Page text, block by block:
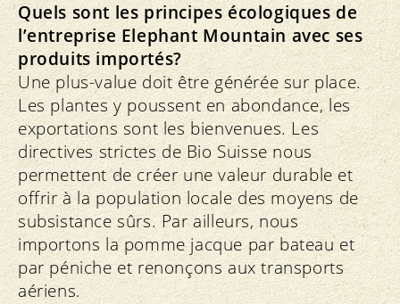
Quels sont les principes écologiques de
l’entreprise Elephant Mountain avec ses
produits importés?
Une plus-value doit être générée sur place.
Les plantes y poussent en abondance, les
exportations sont les bienvenues. Les
directives strictes de Bio Suisse nous
permettent de créer une valeur durable et
offrir à la population locale des moyens de
subsistance sûrs. Par ailleurs, nous
importons la pomme jacque par bateau et
par péniche et renonçons aux transports
aériens.